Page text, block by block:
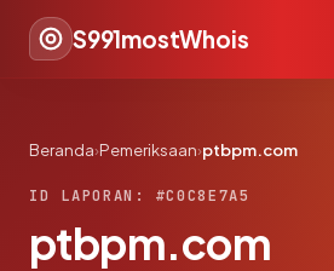
S991mostWhois
Beranda›Pemeriksaan›ptbpm.com
ID LAPORAN: #C0C8E7A5
ptbpm.com